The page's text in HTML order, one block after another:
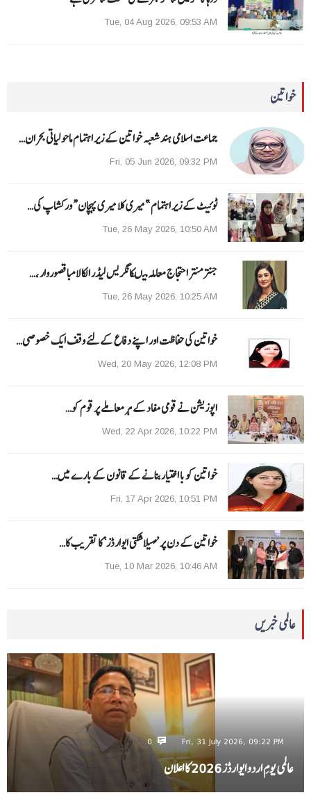
Tue, 04 Aug 2026, 09:53 AM
خواتین
جماعت اسلامی ہند شعبہ خواتین کے زیر اہتمام ماحولیاتی بحران…
Fri, 05 Jun 2026, 09:32 PM
ٹوئیٹ کے زیر اہتمام ”میری کلا میری پہچان“ ورکشاپ کی…
Tue, 26 May 2026, 10:50 AM
جنتر منتر احتجاج معاملہ میںکانگریس لیڈر الکا لامبا قصوروار ،…
Tue, 26 May 2026, 10:25 AM
خواتین کی حفاظت اور اپنے دفاع کےلئے وقف ایک خصوصی…
Wed, 20 May 2026, 12:08 PM
اپوزیشن نے قومی مفاد کے ہر معاملے پر قوم کو…
Wed, 22 Apr 2026, 10:22 PM
خواتین کو با اختیار بنانے کے قانون کے بارے میں…
Fri, 17 Apr 2026, 10:51 PM
خواتین کے دن پر ’مہیلا شکتی ایوارڈز‘ کا تقریب کا…
Tue, 10 Mar 2026, 10:46 AM
عالمی خبریں
Fri, 31 July 2026, 09:22 PM
0
عالمی یومِ اردو ایوارڈز 2026 کا اعلان